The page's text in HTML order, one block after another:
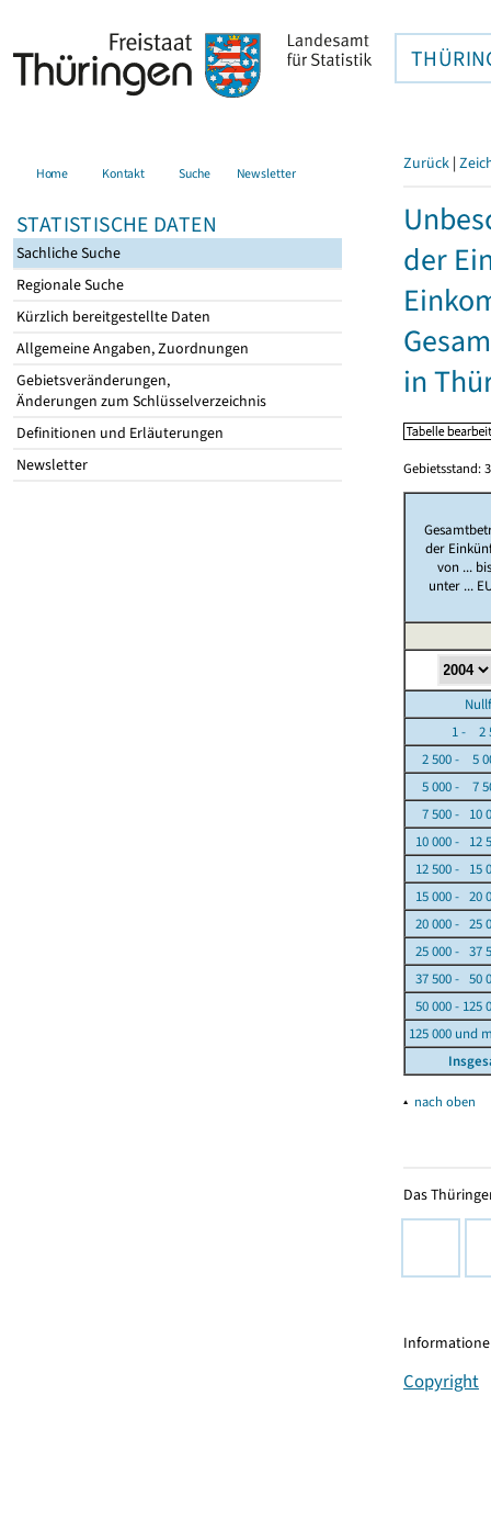
Home Kontakt Suche Newsletter
STATISTISCHE DATEN
Sachliche Suche
Regionale Suche
Kürzlich bereitgestellte Daten
Allgemeine Angaben, Zuordnungen
Gebietsveränderungen,
Änderungen zum Schlüsselverzeichnis
Definitionen und Erläuterungen
Newsletter
Zurück |
der
in
Gebietsstand:
der
von ...
unter ...
1 - 2
2 500 - 5
5 000 - 7
7 500 - 10
10 000 - 12
12 500 - 15
15 000 - 20
20 000 - 25
25 000 - 37
37 500 - 50
50 000 - 125
125 000 und
▴ nach oben
Das
Copyright